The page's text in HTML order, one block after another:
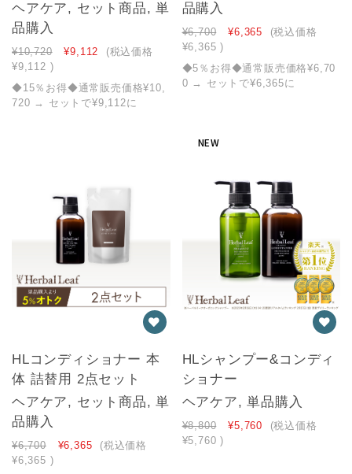
ヘアケア, セット商品, 単
品購入
¥10,720 ¥9,112
(税込価格
¥9,112 )
◆15％お得◆通常販売価格¥10,
720 → セットで¥9,112に
品購入
¥6,700 ¥6,365
(税込価格
¥6,365 )
◆5％お得◆通常販売価格¥6,70
0 → セットで¥6,365に
HLコンディショナー 本
体 詰替用 2点セット
ヘアケア, セット商品, 単
品購入
¥6,700 ¥6,365
(税込価格
¥6,365 )
NEW
HLシャンプー&コンディ
ショナー
ヘアケア, 単品購入
¥8,800 ¥5,760
(税込価格
¥5,760 )